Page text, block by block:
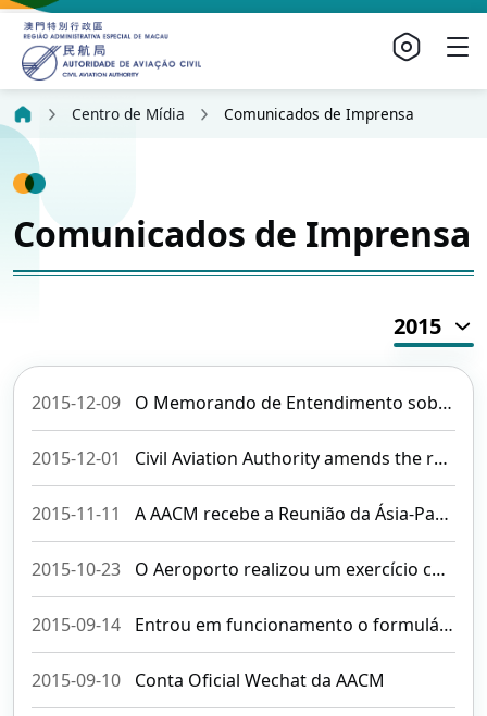
Centro de Mídia Comunicados de Imprensa
Comunicados de Imprensa
2015
2015-12-09 O Memorando de Entendimento sobre a investigação dos acidentes e incidentes da aviação civil é assinado hoje
2015-12-01 Civil Aviation Authority amends the requirement for carriage of lithium batteries on aircraft
2015-11-11 A AACM recebe a Reunião da Ásia-Pacífico sobre o Programa de Procedimentos de Vôo
2015-10-23 O Aeroporto realizou um exercício completo de emergência de forma ordenada e sem percalços
2015-09-14 Entrou em funcionamento o formulário electrónico de comunicação MACCARES
2015-09-10 Conta Oficial Wechat da AACM